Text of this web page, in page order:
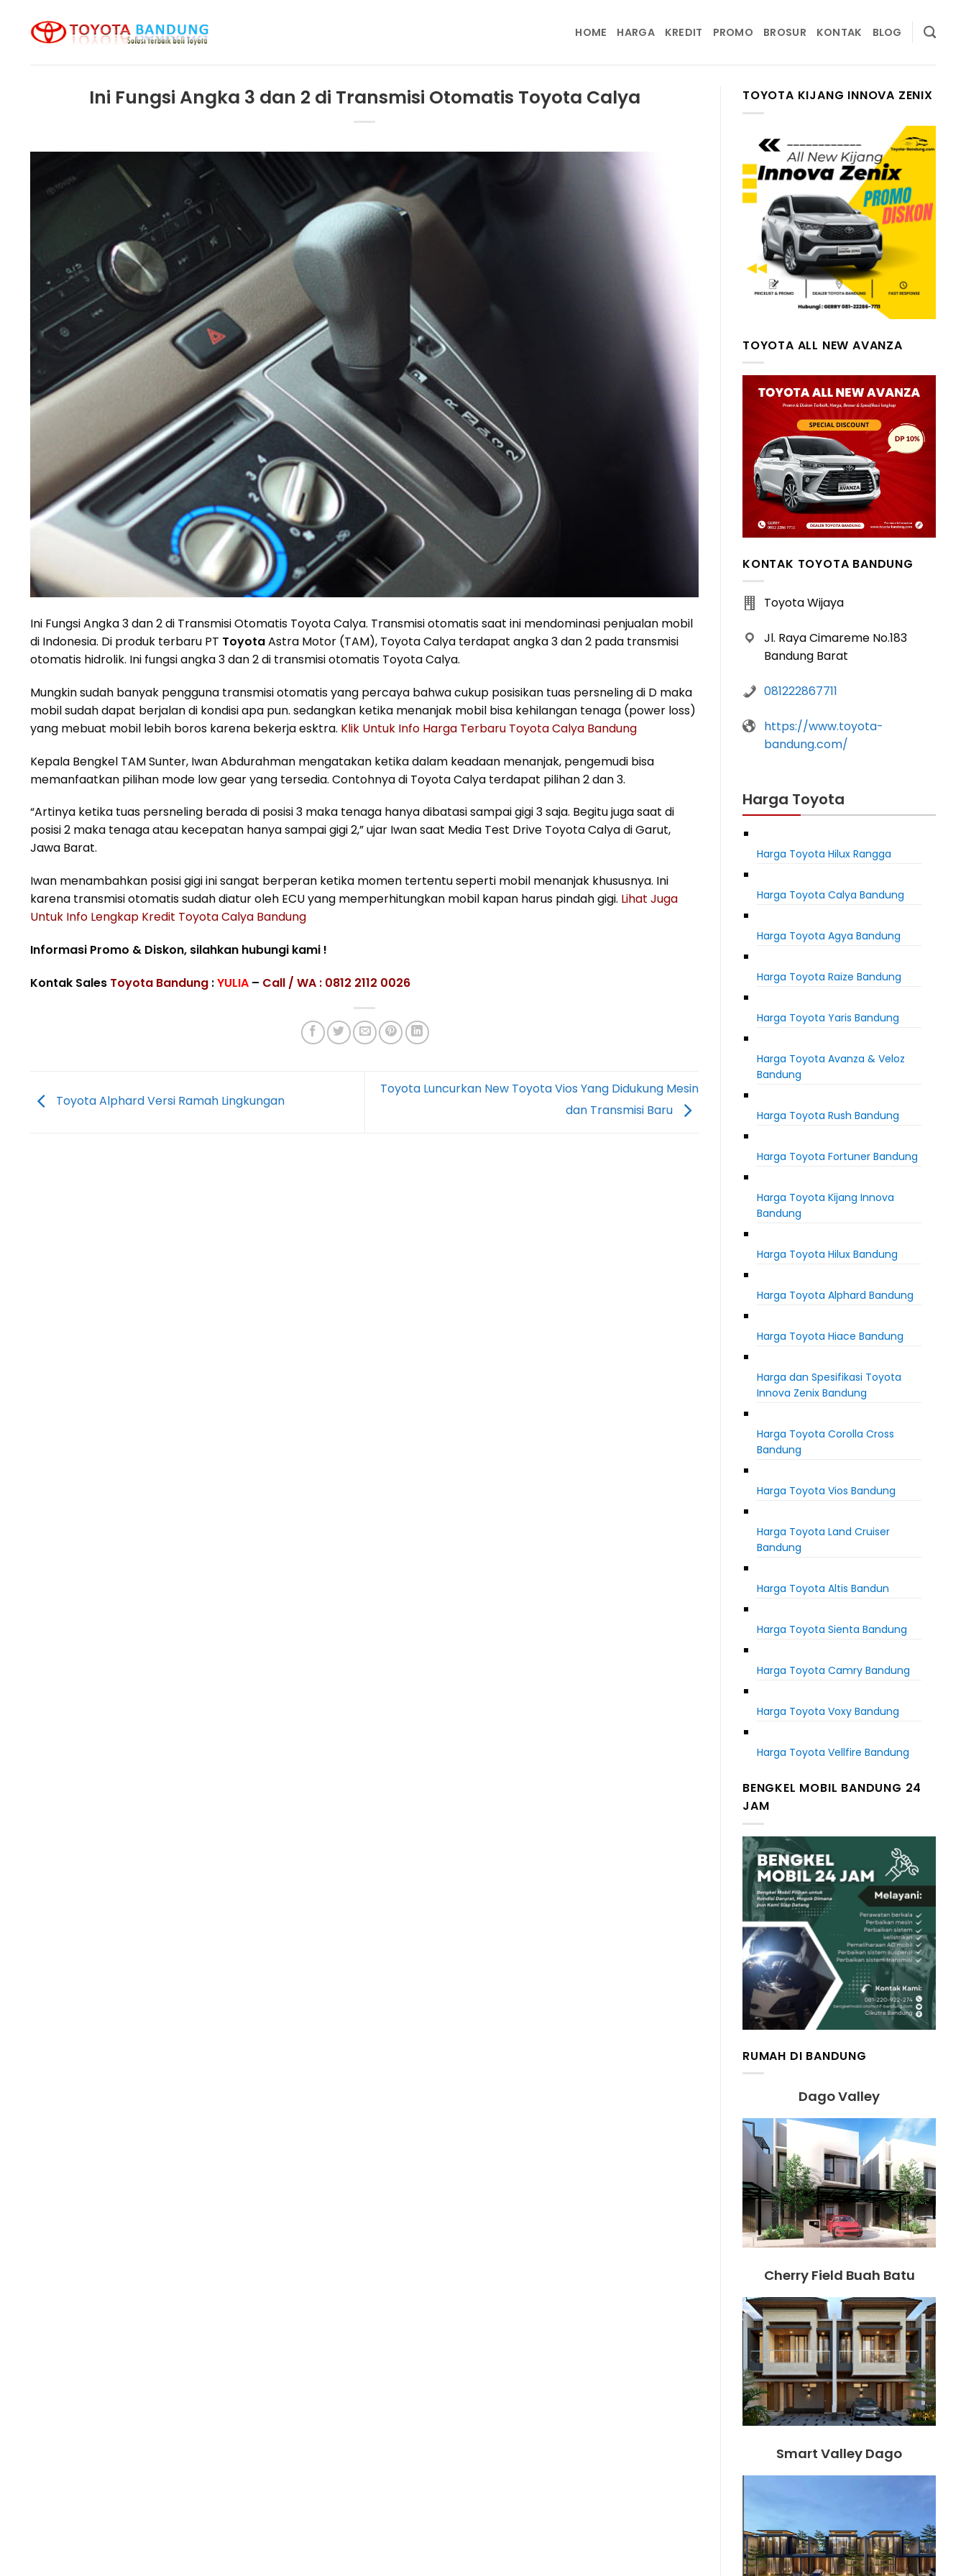
content
HOME HARGA KREDIT PROMO BROSUR KONTAK BLOG
Ini Fungsi Angka 3 dan 2 di Transmisi Otomatis Toyota Calya
Ini Fungsi Angka 3 dan 2 di Transmisi Otomatis Toyota Calya. Transmisi otomatis saat ini mendominasi penjualan mobil
di Indonesia. Di produk terbaru PT ToyotaAstra Motor (TAM), Toyota Calya terdapat angka 3 dan 2 pada transmisi
otomatis hidrolik. Ini fungsi angka 3 dan 2 di transmisi otomatis Toyota Calya.
Mungkin sudah banyak pengguna transmisi otomatis yang percaya bahwa cukup posisikan tuas persneling di D maka
mobil sudah dapat berjalan di kondisi apa pun. sedangkan ketika menanjak mobil bisa kehilangan tenaga (power loss)
yang mebuat mobil lebih boros karena bekerja esktra. Klik Untuk Info Harga Terbaru Toyota Calya Bandung
Kepala Bengkel TAM Sunter, Iwan Abdurahman mengatakan ketika dalam keadaan menanjak, pengemudi bisa
memanfaatkan pilihan mode low gear yang tersedia. Contohnya di Toyota Calya terdapat pilihan 2 dan 3.
“Artinya ketika tuas persneling berada di posisi 3 maka tenaga hanya dibatasi sampai gigi 3 saja. Begitu juga saat di
posisi 2 maka tenaga atau kecepatan hanya sampai gigi 2,” ujar Iwan saat Media Test Drive Toyota Calya di Garut,
Jawa Barat.
Iwan menambahkan posisi gigi ini sangat berperan ketika momen tertentu seperti mobil menanjak khususnya. Ini
karena transmisi otomatis sudah diatur oleh ECU yang memperhitungkan mobil kapan harus pindah gigi. Lihat Juga
Untuk Info Lengkap Kredit Toyota Calya Bandung
Informasi Promo & Diskon, silahkan hubungi kami !
Kontak Sales Toyota Bandung :YULIA – Call / WA : 0812 2112 0026
Toyota Alphard Versi Ramah Lingkungan
Toyota Luncurkan New Toyota Vios Yang Didukung Mesin
dan Transmisi Baru
TOYOTA KIJANG INNOVA ZENIX
TOYOTA ALL NEW AVANZA
KONTAK TOYOTA BANDUNG
Toyota Wijaya
Jl. Raya Cimareme No.183
Bandung Barat
081222867711
https://www.toyota-
bandung.com/
Harga Toyota
Harga Toyota Hilux Rangga
Harga Toyota Calya Bandung
Harga Toyota Agya Bandung
Harga Toyota Raize Bandung
Harga Toyota Yaris Bandung
Harga Toyota Avanza & Veloz
Bandung
Harga Toyota Rush Bandung
Harga Toyota Fortuner Bandung
Harga Toyota Kijang Innova
Bandung
Harga Toyota Hilux Bandung
Harga Toyota Alphard Bandung
Harga Toyota Hiace Bandung
Harga dan Spesifikasi Toyota
Innova Zenix Bandung
Harga Toyota Corolla Cross
Bandung
Harga Toyota Vios Bandung
Harga Toyota Land Cruiser
Bandung
Harga Toyota Altis Bandun
Harga Toyota Sienta Bandung
Harga Toyota Camry Bandung
Harga Toyota Voxy Bandung
Harga Toyota Vellfire Bandung
BENGKEL MOBIL BANDUNG 24
JAM
RUMAH DI BANDUNG
Dago Valley
Cherry Field Buah Batu
Smart Valley Dago